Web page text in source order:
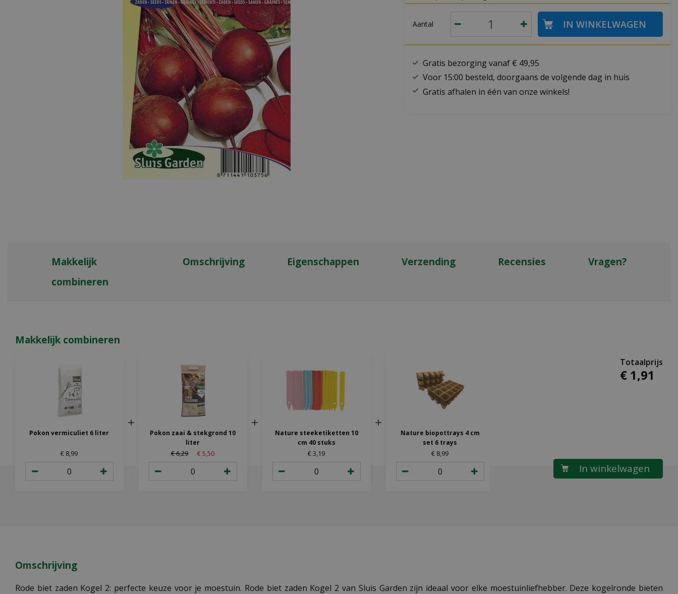
Aantal
Gratis bezorging vanaf € 49,95
Voor 15:00 besteld, doorgaans de volgende dag in huis
Gratis afhalen in één van onze winkels!
Makkelijk
combineren
Omschrijving Eigenschappen Verzending Recensies Vragen?
Makkelijk combineren
Pokon vermiculiet 6 liter
€ 8,99
Pokon zaai & stekgrond 10
liter
€6,29 €5,50
Nature steeketiketten 10
cm 40 stuks
€3,19
Nature biopottrays 4 cm
set 6 trays
€ 8,99
€ 1,91
Omschrijving
Rode biet zaden Kogel 2: perfecte keuze voor je moestuin. Rode biet zaden Kogel 2 van Sluis Garden zijn ideaal voor elke moestuinliefhebber. Deze kogelronde bieten